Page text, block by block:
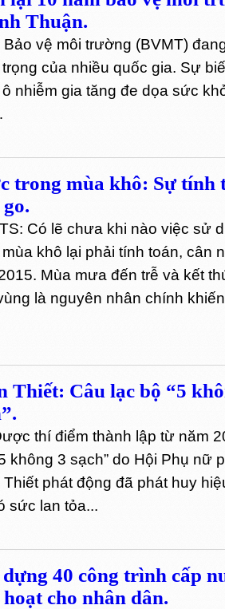
Thuận.
Bảo vệ môi trường (BVMT)
của nhiều quốc gia. Sự
nhiễm gia tăng đe dọa sức
trong mùa khô: Sự tính
Có lẽ chưa khi nào việc sử
khô lại phải tính toán, cân
Mùa mưa đến trễ và kết
là nguyên nhân chính
Thiết: Câu lạc bộ “5
thí điểm thành lập từ năm
không 3 sạch” do Hội Phụ nữ
Thiết phát động đã phát huy
sức lan tỏa...
40 công trình cấp
cho nhân dân.